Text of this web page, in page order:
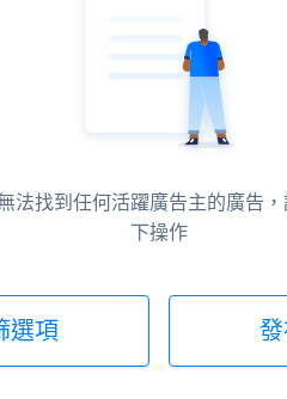
法找到任何活躍廣告主的廣告
下操作
選項